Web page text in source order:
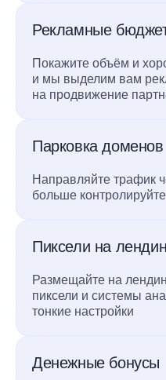
Рекламные
Покажите объём и
и мы выделим вам
на продвижение
Парковка доменов
Направляйте трафик
больше контролируйте
Пиксели на
Размещайте на
пиксели и системы
тонкие настройки
Денежные бонусы